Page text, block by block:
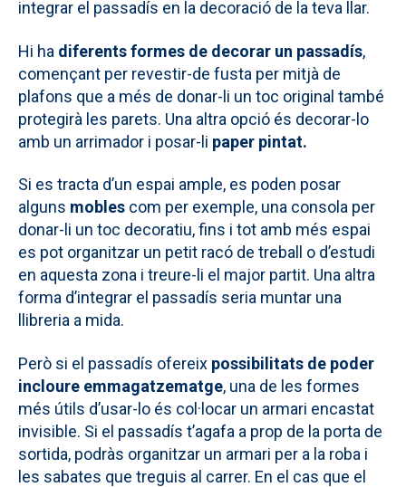
integrar el passadís en la decoració de la teva llar.
Hi ha diferents formes de decorar un passadís,
començant per revestir-de fusta per mitjà de
plafons que a més de donar-li un toc original també
protegirà les parets. Una altra opció és decorar-lo
amb un arrimador i posar-li paper pintat.
Si es tracta d’un espai ample, es poden posar
alguns mobles com per exemple, una consola per
donar-li un toc decoratiu, fins i tot amb més espai
es pot organitzar un petit racó de treball o d’estudi
en aquesta zona i treure-li el major partit. Una altra
forma d’integrar el passadís seria muntar una
llibreria a mida.
Però si el passadís ofereix possibilitats de poder
incloure emmagatzematge, una de les formes
més útils d’usar-lo és col·locar un armari encastat
invisible. Si el passadís t’agafa a prop de la porta de
sortida, podràs organitzar un armari per a la roba i
les sabates que treguis al carrer. En el cas que el